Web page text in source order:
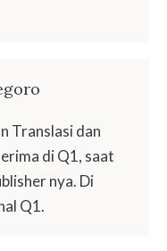
Translasi dan
di Q1, saat
nya. Di
Q1.